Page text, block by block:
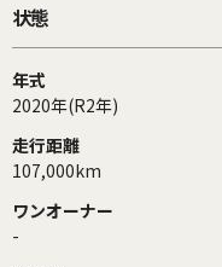
状態
年式
2020年(R2年)
走行距離
107,000km
ワンオーナー
-